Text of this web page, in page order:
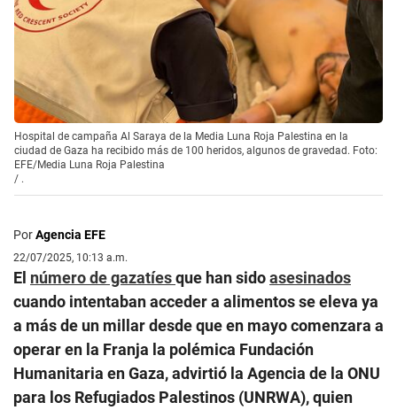
Hospital de campaña Al Saraya de la Media Luna Roja Palestina en la
ciudad de Gaza ha recibido más de 100 heridos, algunos de gravedad. Foto:
EFE/Media Luna Roja Palestina
/ .
PorAgencia EFE
22/07/2025, 10:13 a.m.
El número de gazatíesque han sidoasesinados
cuando intentaban acceder a alimentos se eleva ya
a más de un millar desde que en mayo comenzara a
operar en la Franja la polémica Fundación
Humanitaria en Gaza, advirtió la Agencia de la ONU
para los Refugiados Palestinos (UNRWA), quien